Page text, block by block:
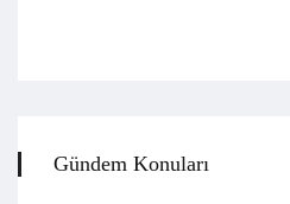
Gündem Konuları